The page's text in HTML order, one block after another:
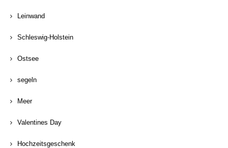
Leinwand
Schleswig-Holstein
Ostsee
segeln
Meer
Valentines Day
Hochzeitsgeschenk